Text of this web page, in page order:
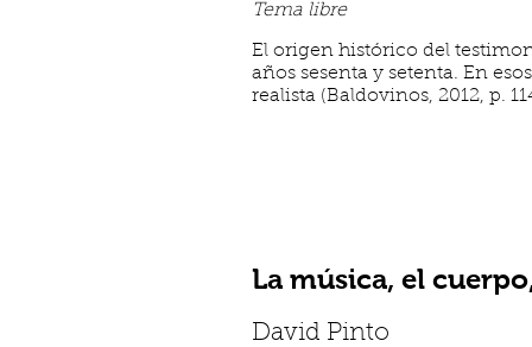
Tema libre
El origen histórico del
años sesenta y setenta. En
realista (Baldovinos, 2012, p.
La música, el
David Pinto